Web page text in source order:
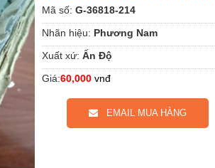
Mã số: G-36818-214
Nhãn hiệu: Phương Nam
Xuất xứ: Ấn Độ
Giá:60,000 vnđ
EMAIL MUA HÀNG